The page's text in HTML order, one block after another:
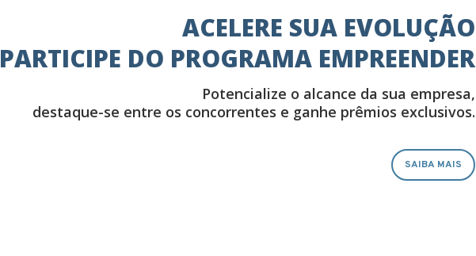
ACELERE SUA EVOLUÇÃO
PARTICIPE DO PROGRAMA EMPREENDER
Potencialize o alcance da sua empresa,
destaque-se entre os concorrentes e ganhe prêmios exclusivos.
SAIBA MAIS